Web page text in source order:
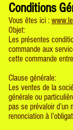
Conditions
Vous êtes ici :
Objet:
Les présentes
commande aux
cette commande
Clause générale:
Les ventes de la
générale ou
pas se prévaloir d’un
renonciation à